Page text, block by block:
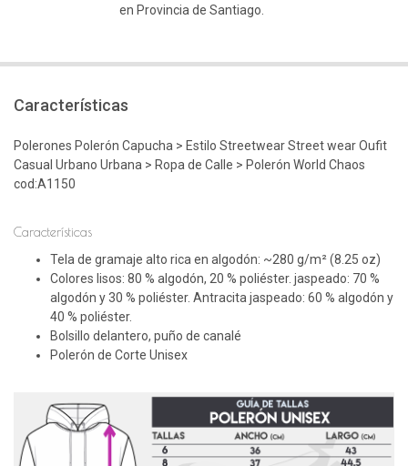
en Provincia de Santiago.
Características
Polerones Polerón Capucha > Estilo Streetwear Street wear Oufit
Casual Urbano Urbana > Ropa de Calle > Polerón World Chaos
cod:A1150
Características
Tela de gramaje alto rica en algodón: ~280 g/m² (8.25 oz)
Colores lisos: 80 % algodón, 20 % poliéster. jaspeado: 70 %
algodón y 30 % poliéster. Antracita jaspeado: 60 % algodón y
40 % poliéster.
Bolsillo delantero, puño de canalé
Polerón de Corte Unisex